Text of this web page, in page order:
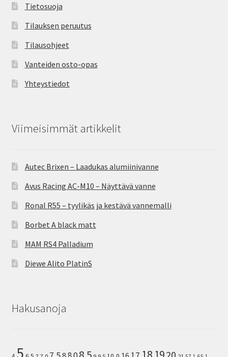
Tietosuoja
Tilauksen peruutus
Tilausohjeet
Vanteiden osto-opas
Yhteystiedot
Viimeisimmät artikkelit
Autec Brixen – Laadukas alumiinivanne
Avus Racing AC-M10 – Näyttävä vanne
Ronal R55 – tyylikäs ja kestävä vannemalli
Borbet A black matt
MAM RS4 Palladium
Diewe Alito PlatinS
Hakusanoja
5